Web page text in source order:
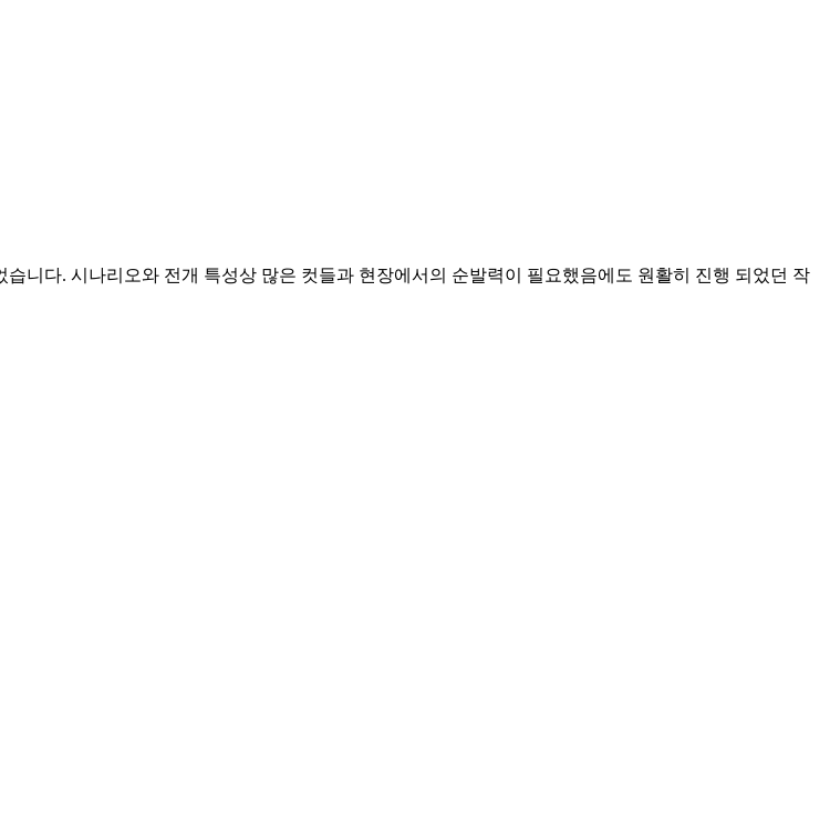
니다. 시나리오와 전개 특성상 많은 컷들과 현장에서의 순발력이 필요했음에도 원활히 진행 되었던 작